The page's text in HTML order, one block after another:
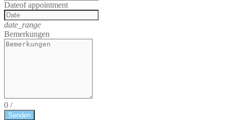
Dateof appointment
date_range
Bemerkungen
0 /
Senden